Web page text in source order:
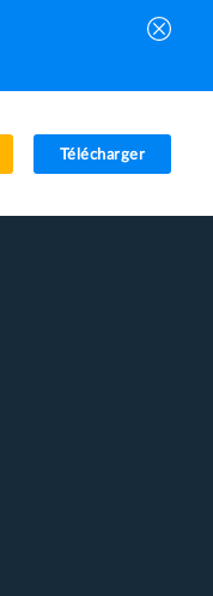
Télécharger